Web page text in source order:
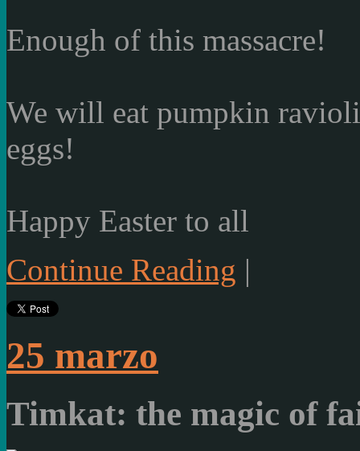
Enough of this massacre!
We will eat pumpkin ravioli
eggs!
Happy Easter to all
Continue Reading |
25 marzo
Timkat: the magic of